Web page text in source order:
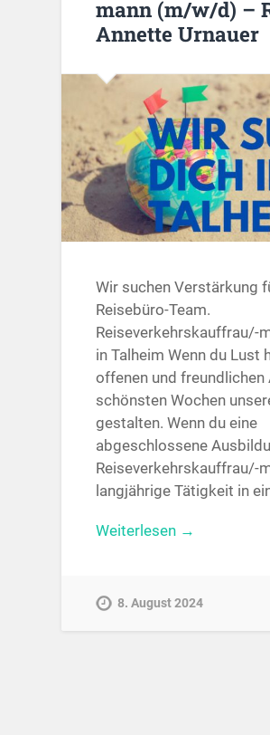
mann (m/w/d) –
Annette Urnauer
Wir suchen Verstärkung
Reisebüro-Team.
Reiseverkehrskauffrau/-
in Talheim Wenn du Lust
offenen und freundlichen
schönsten Wochen
gestalten. Wenn du eine
abgeschlossene
Reiseverkehrskauffrau/-
langjährige Tätigkeit in
Weiterlesen →
8. August 2024